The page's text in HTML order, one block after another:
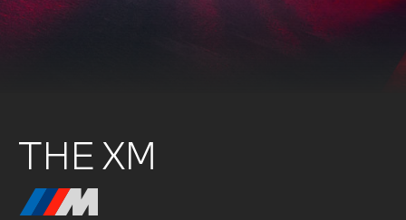
THE XM